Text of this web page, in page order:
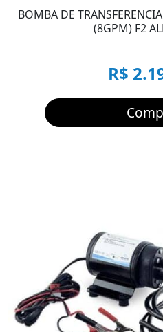
BOMBA DE
(8GPM) F2
R$